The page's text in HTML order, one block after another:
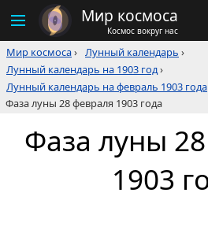
Мир космоса
Космос вокруг нас
Мир космоса› Лунный календарь ›
Лунный календарь на 1903 год›
Лунный календарь на февраль 1903 года
Фаза луны 28 февраля 1903 года
Фаза луны
1903